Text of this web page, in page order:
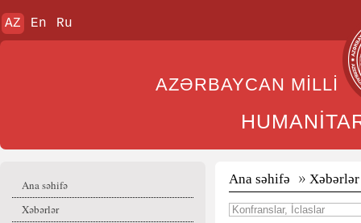
AZ En Ru
AZƏRBAYCAN
Ana səhifə
Xəbərlər
Ana səhifə Xəbərlər